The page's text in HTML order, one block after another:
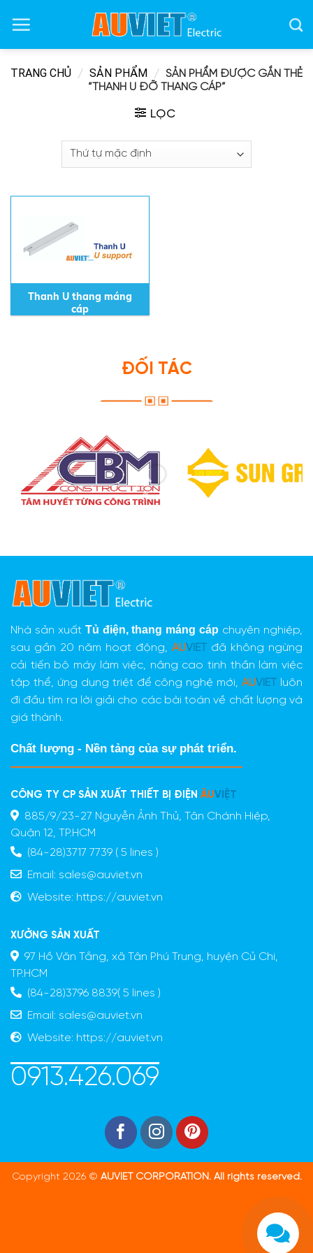
TRANG CHỦ / SẢN PHẨM / SẢN PHẨM ĐƯỢC GẮN THẺ
“THANH U ĐỠ THANG CÁP”
LỌC
Thanh U thang máng
cáp
ĐỐI TÁC
Nhà sản xuất Tủ điện,thang máng cáp chuyên nghiệp,
sau gần 20 năm hoạt động, AUVIET đã không ngừng
cải tiến bộ máy làm việc, nâng cao tinh thần làm việc
tập thể, ứng dụng triệt để công nghệ mới,AUVIET luôn
đi đầu tìm ra lời giải cho các bài toán về chất lượng và
giá thành.
Chất lượng - Nền tảng của sự phát triển.
CÔNG TY CP SẢN XUẤT THIẾT BỊ ĐIỆN ÂUVIỆT
885/9/23-27 Nguyễn Ảnh Thủ, Tân Chánh Hiệp,
Quận 12, TP.HCM
(84-28)3717 7739 ( 5 lines )
Email: sales@auviet.vn
Website: https://auviet.vn
XƯỞNG SẢN XUẤT
97 Hồ Văn Tắng, xã Tân Phú Trung, huyện Củ Chi,
TP.HCM
(84-28)3796 8839( 5 lines )
Email: sales@auviet.vn
Website: https://auviet.vn
0913.426.069
Copyright 2026 © AUVIET CORPORATION. All rights reserved.